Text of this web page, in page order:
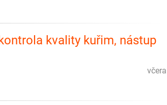
kvality kuřim, nástup
včera